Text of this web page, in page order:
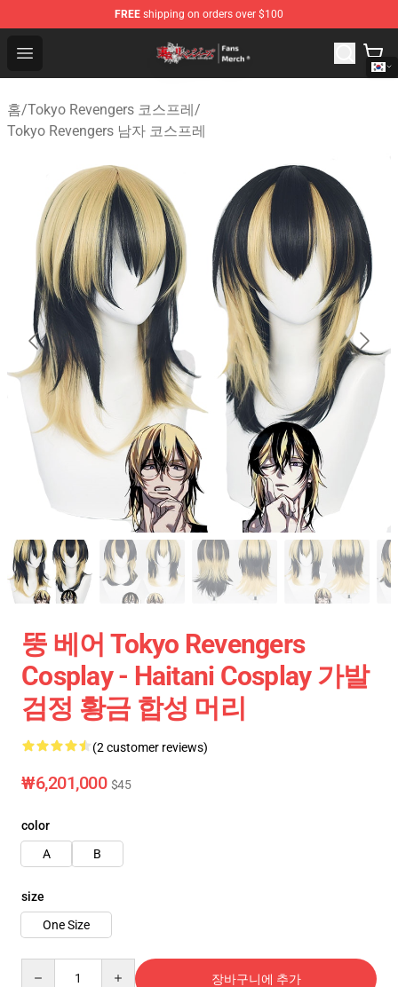
FREE shipping on orders over $100
Open menu
Tokyo Revengers Store - Official Tokyo Revengers
홈/Tokyo Revengers 코스프레/
Tokyo Revengers 남자 코스프레
뚱 베어 Tokyo Revengers
Cosplay - Haitani Cosplay 가발
검정 황금 합성 머리
(2 customer reviews)
₩6,201,000 $45
color
A
B
size
One Size
장바구니에 추가